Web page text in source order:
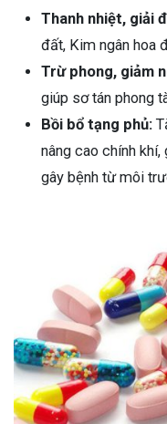
Thanh nhiệt, giải
đất, Kim ngân hoa
Trừ phong, giảm
giúp sơ tán phong
Bồi bổ tạng phủ:
nâng cao chính
gây bệnh từ môi